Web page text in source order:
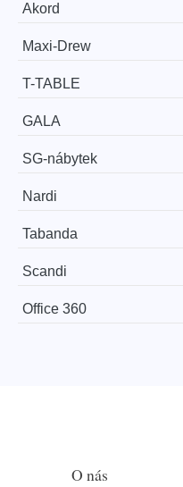
Akord
Maxi-Drew
T-TABLE
GALA
SG-nábytek
Nardi
Tabanda
Scandi
Office 360
O nás